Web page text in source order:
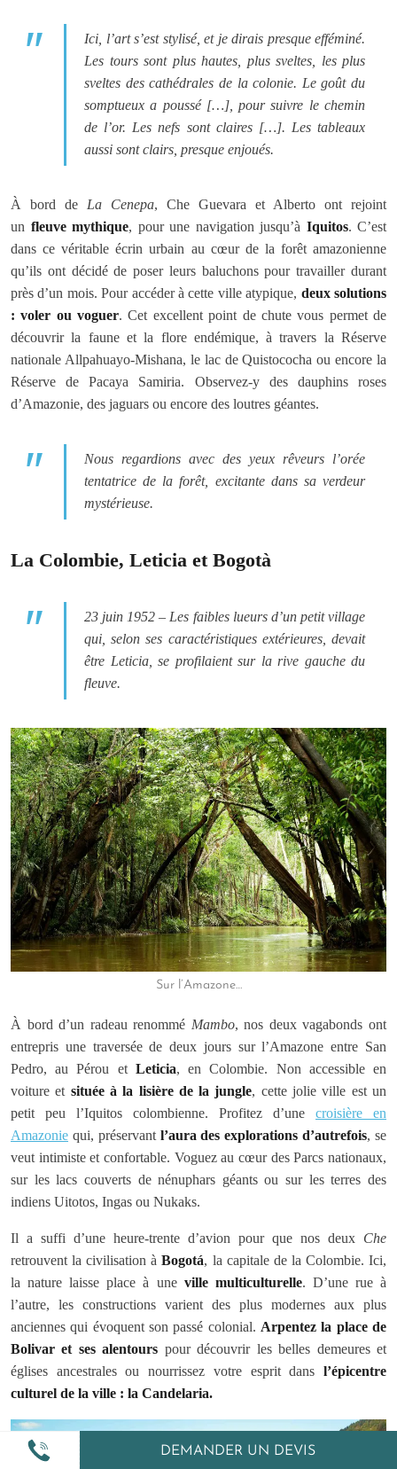
DEMANDER UN DEVIS
Ici, l’art s’est stylisé, et je dirais presque efféminé.
Les tours sont plus hautes, plus sveltes, les plus
sveltes des cathédrales de la colonie. Le goût du
somptueux a poussé […], pour suivre le chemin
de l’or. Les nefs sont claires […]. Les tableaux
aussi sont clairs, presque enjoués.
À bord de La Cenepa, Che Guevara et Alberto ont rejoint
un fleuve mythique, pour une navigation jusqu’à Iquitos. C’est
dans ce véritable écrin urbain au cœur de la forêt amazonienne
qu’ils ont décidé de poser leurs baluchons pour travailler durant
près d’un mois. Pour accéder à cette ville atypique, deux solutions
: voler ou voguer. Cet excellent point de chute vous permet de
découvrir la faune et la flore endémique, à travers la Réserve
nationale Allpahuayo-Mishana, le lac de Quistococha ou encore la
Réserve de Pacaya Samiria. Observez-y des dauphins roses
d’Amazonie, des jaguars ou encore des loutres géantes.
Nous regardions avec des yeux rêveurs l’orée
tentatrice de la forêt, excitante dans sa verdeur
mystérieuse.
La Colombie, Leticia et Bogotà
23 juin 1952 – Les faibles lueurs d’un petit village
qui, selon ses caractéristiques extérieures, devait
être Leticia, se profilaient sur la rive gauche du
fleuve.
Sur l’Amazone…
À bord d’un radeau renommé Mambo, nos deux vagabonds ont
entrepris une traversée de deux jours sur l’Amazone entre San
Pedro, au Pérou et Leticia, en Colombie. Non accessible en
voiture et située à la lisière de la jungle, cette jolie ville est un
petit peu l’Iquitos colombienne. Profitez d’une croisière en
Amazonie qui, préservant l’aura des explorations d’autrefois, se
veut intimiste et confortable. Voguez au cœur des Parcs nationaux,
sur les lacs couverts de nénuphars géants ou sur les terres des
indiens Uitotos, Ingas ou Nukaks.
Il a suffi d’une heure-trente d’avion pour que nos deux Che
retrouvent la civilisation àBogotá, la capitale de la Colombie. Ici,
la nature laisse place à une ville multiculturelle. D’une rue à
l’autre, les constructions varient des plus modernes aux plus
anciennes qui évoquent son passé colonial. Arpentez la place de
Bolivar et ses alentours pour découvrir les belles demeures et
églises ancestrales ou nourrissez votre esprit dans l’épicentre
culturel de la ville : la Candelaria.